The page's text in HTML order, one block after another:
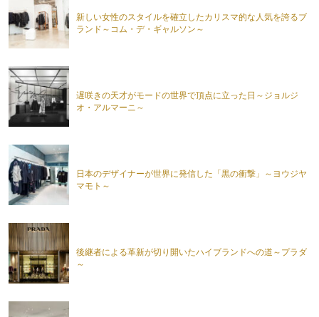
新しい女性のスタイルを確立したカリスマ的な人気を誇るブ
ランド～コム・デ・ギャルソン～
遅咲きの天才がモードの世界で頂点に立った日～ジョルジ
オ・アルマーニ～
日本のデザイナーが世界に発信した「黒の衝撃」～ヨウジヤ
マモト～
後継者による革新が切り開いたハイブランドへの道～プラダ
～